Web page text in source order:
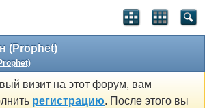
(Prophet)
визит на этот форум, вам
регистрацию. После этого вы